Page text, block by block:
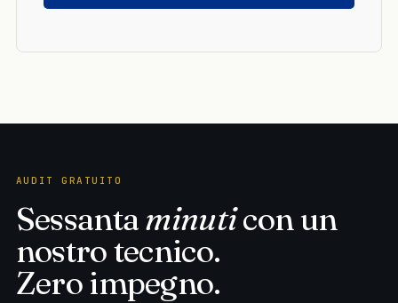
di
AUDIT GRATUITO
Sessantaminuticon un
nostro tecnico.
Zero impegno.